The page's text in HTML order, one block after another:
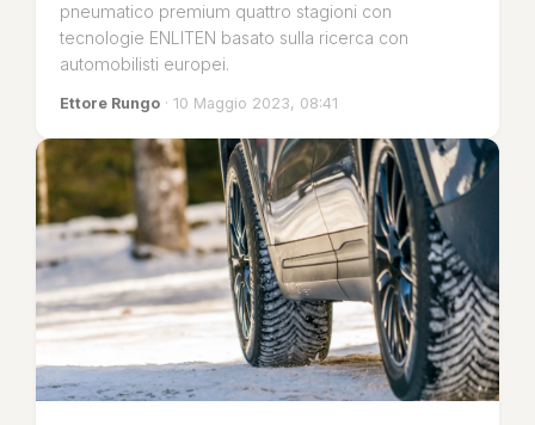
pneumatico premium quattro stagioni con
tecnologie ENLITEN basato sulla ricerca con
automobilisti europei.
Ettore Rungo · 10 Maggio 2023, 08:41